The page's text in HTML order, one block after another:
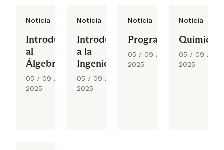
Noticia
Introducción
al
Álgebra
05 / 09 /
2025
Noticia
Introducción
a la
Ingeniería
05 / 09 /
2025
Noticia
Programación
05 / 09 /
2025
Noticia
Química
05 / 09 /
2025